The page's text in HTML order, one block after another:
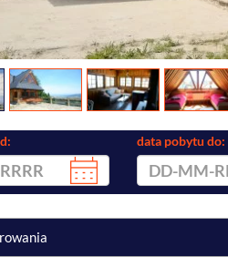
data pobytu do: